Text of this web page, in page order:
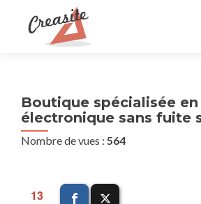
Boutique spécialisée
électronique sans fuite
Nombre de vues : 564
13